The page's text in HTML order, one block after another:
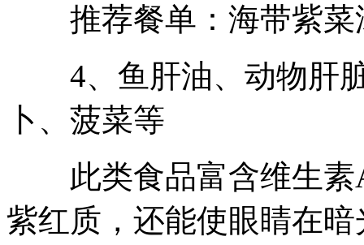
推荐餐单：海带紫菜
4、鱼肝油、动物肝脏
卜、菠菜等
此类食品富含维生素
紫红质，还能使眼睛在